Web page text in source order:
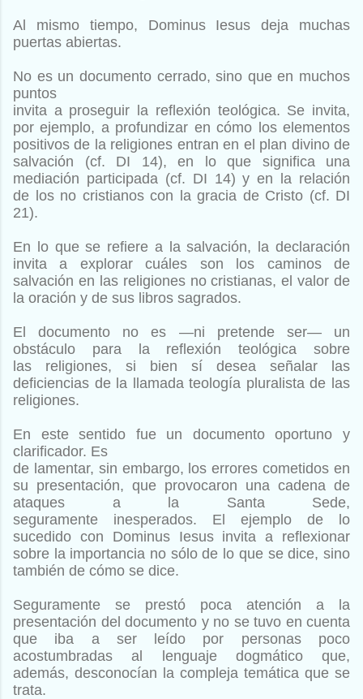
Al mismo tiempo, Dominus Iesus deja muchas
puertas abiertas.
No es un documento cerrado, sino que en muchos
puntos
invita a proseguir la reflexión teológica. Se invita,
por ejemplo, a profundizar en cómo los elementos
positivos de la religiones entran en el plan divino de
salvación (cf. DI 14), en lo que significa una
mediación participada (cf. DI 14) y en la relación
de los no cristianos con la gracia de Cristo (cf. DI
21).
En lo que se refiere a la salvación, la declaración
invita a explorar cuáles son los caminos de
salvación en las religiones no cristianas, el valor de
la oración y de sus libros sagrados.
El documento no es —ni pretende ser— un
obstáculo para la reflexión teológica sobre
las religiones, si bien sí desea señalar las
deficiencias de la llamadateología pluralista de las
religiones.
En este sentido fue un documento oportuno y
clarificador. Es
de lamentar, sin embargo, los errores cometidos en
su presentación, que provocaron una cadena de
ataques a la Santa Sede,
seguramente inesperados. El ejemplo de lo
sucedido con Dominus Iesus invita a reflexionar
sobre la importancia no sólo de lo que se dice, sino
también de cómo se dice.
Seguramente se prestó poca atención a la
presentación del documento y no se tuvo en cuenta
que iba a ser leído por personas poco
acostumbradas al lenguaje dogmático que,
además, desconocían la compleja temática que se
trata.